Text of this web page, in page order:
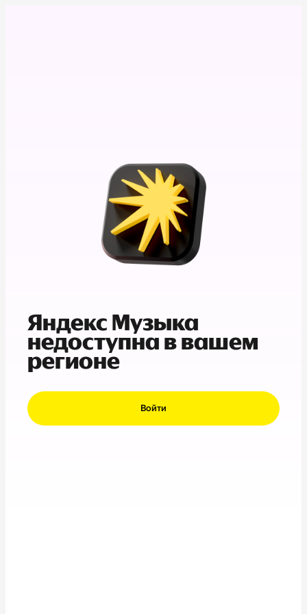
Яндекс Музыка
недоступна в вашем
регионе
Войти